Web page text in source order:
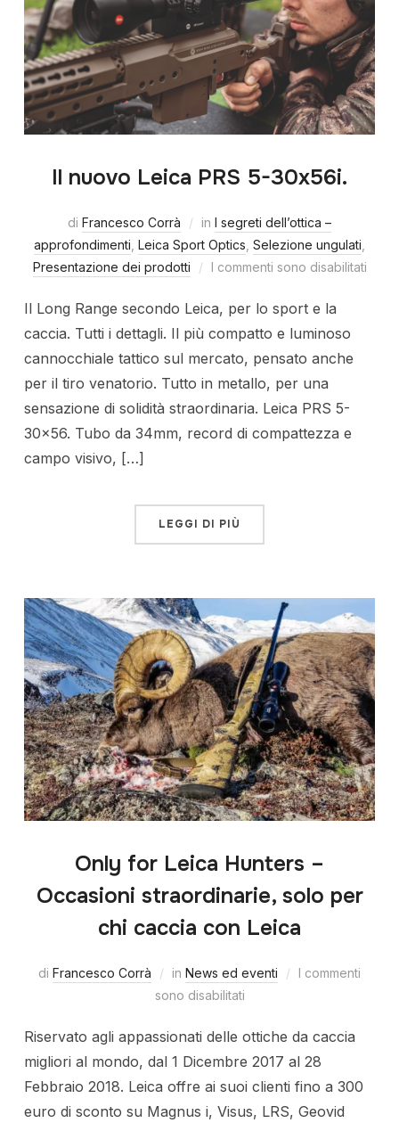
Il nuovo Leica PRS 5-30x56i.
di Francesco Corrà in I segreti dell’ottica –
approfondimenti Leica Sport Optics Selezione ungulati
Presentazione dei prodotti
I commenti sono disabilitati
Il Long Range secondo Leica, per lo sport e la
caccia. Tutti i dettagli. Il più compatto e luminoso
cannocchiale tattico sul mercato, pensato anche
per il tiro venatorio. Tutto in metallo, per una
sensazione di solidità straordinaria. Leica PRS 5-
30×56. Tubo da 34mm, record di compattezza e
campo visivo, […]
LEGGI DI PIÙ
Only for Leica Hunters –
Occasioni straordinarie, solo per
chi caccia con Leica
di Francesco Corrà in News ed eventi
I commenti
sono disabilitati
Riservato agli appassionati delle ottiche da caccia
migliori al mondo, dal 1 Dicembre 2017 al 28
Febbraio 2018. Leica offre ai suoi clienti fino a 300
euro di sconto su Magnus i, Visus, LRS, Geovid